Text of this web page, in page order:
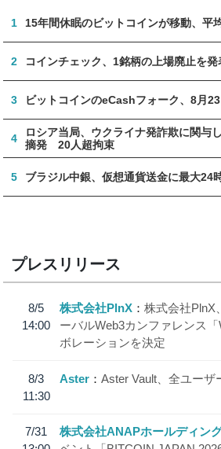
1 15年間休眠のビットコインが移動、平
2 コインチェック、1銘柄の上場廃止を発
3 ビットコインのeCashフォーク、8月
4
ロシア当局、ウクライナ発詐欺に関与
摘発 20人超拘束
5 ブラジル中銀、仮想通貨送金に最大24
プレスリリース
8/5
14:00
株式会社PlnX
株式会社PlnX
ーバルWeb3カンファレンス
ボレーションを決定
8/3
11:30
Aster Aster Vault、全ユーザ
7/31
株式会社ANAPホールディン